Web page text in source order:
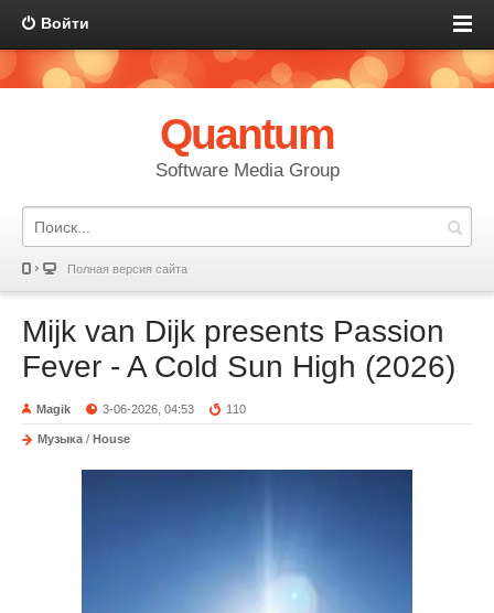
Войти
Quantum
Software Media Group
Полная версия сайта
Mijk van Dijk presents Passion
Fever - A Cold Sun High (2026)
Magik 3-06-2026, 04:53 110
Музыка / House